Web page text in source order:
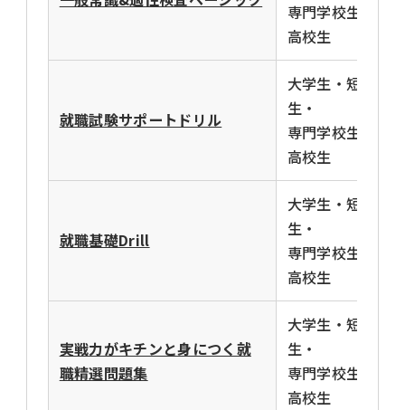
専門学校生・
高校生
就職試験サポートドリル
大学生・短大
生・
専門学校生・
高校生
就職基礎Drill
大学生・短大
生・
専門学校生・
高校生
実戦力がキチンと身につく就
職精選問題集
大学生・短大
生・
専門学校生・
高校生